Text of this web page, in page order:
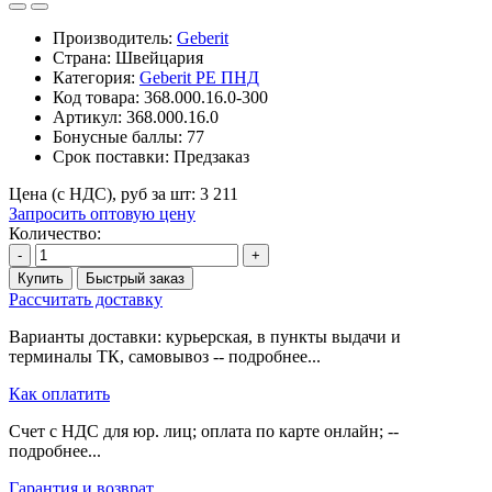
Производитель: Geberit
Страна: Швейцария
Категория: Geberit PE ПНД
Код товара: 368.000.16.0-300
Артикул: 368.000.16.0
Бонусные баллы: 77
Срок поставки: Предзаказ
Цена (с НДС), руб за шт: 3 211
Запросить оптовую цену
Количество:
-
+
Купить
Быстрый заказ
Рассчитать доставку
Варианты доставки: курьерская, в пункты выдачи и
терминалы ТК, самовывоз -- подробнее...
Как оплатить
Счет с НДС для юр. лиц; оплата по карте онлайн; --
подробнее...
Гарантия и возврат